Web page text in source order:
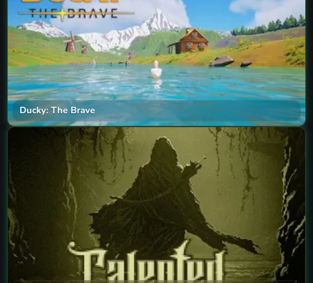
Ducky: The Brave